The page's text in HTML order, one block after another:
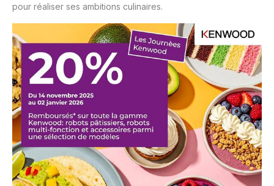
extracteur de jus, râpe,
sorbetière…; Choisissez
l’accessoire qui vous
convient LE SEUL ROBOT
PÂTISSIER QUI PESE ET
CHAUFFE; Ce robot doté
d’un écran tactile couleur,
pèse au gramme près et
chauffe pour réaliser
toutes les recettes de
boulangerie ou pâtisserie
même les plus
complexes; Mais ce n’est
pas tout ! Il est doté de
pour réaliser ses ambitions culinaires.